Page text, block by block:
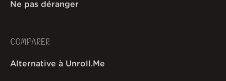
Ne pas déranger
COMPARER
Alternative à Unroll.Me